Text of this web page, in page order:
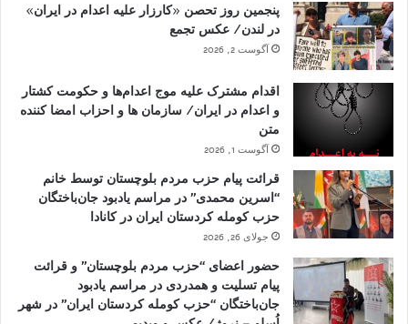
پنجمین روز تحصن «کارزار علیه اعدام در ایران»
در لندن/ عکس تجمع
آگوست 2, 2026
اقدام مشترک علیه موج اعدام‌ها و حکومت کشتار
و اعدام در ایران/ سازمان ها و احزاب امضا کننده
متن
آگوست 1, 2026
قرائت پیام حزب مردم بلوچستان توسط خانم
“اسرین محمدی” در مراسم یادبود جان‌باختگان
حزب کومله کردستان ایران در کانادا
جولای 26, 2026
حضور اعضای “حزب مردم بلوچستان” و قرائت
پیام تسلیت و همدردی در مراسم یادبود
جان‌باختگان “حزب کومله کردستان ایران” در شهر